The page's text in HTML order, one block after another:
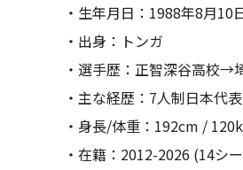
・生年月日：1988年8月10
・出身：トンガ
・選手歴：正智深谷高校→
・主な経歴：7人制日本代表
・身長/体重：192cm /
・在籍：2012-2026 (14